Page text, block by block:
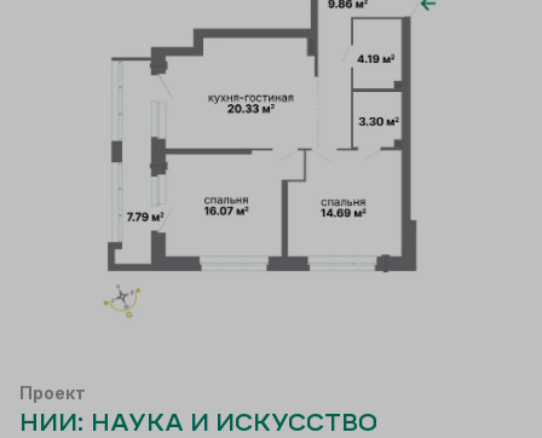
Проект
НИИ: НАУКА И ИСКУССТВО